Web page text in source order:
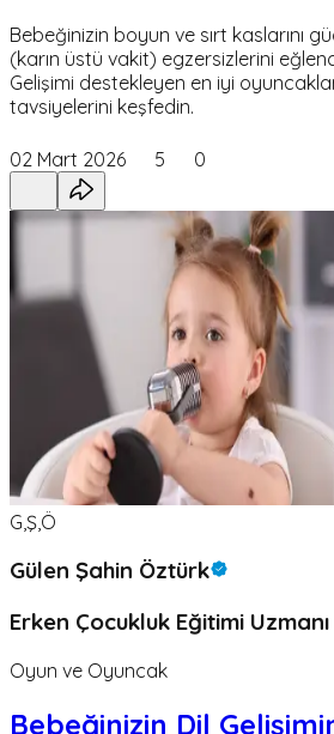
Bebeğinizin boyun ve sırt kaslarını
(karın üstü vakit) egzersizlerini
Gelişimi destekleyen en iyi
tavsiyelerini keşfedin.
02 Mart 2026 5 0
G,Ş,Ö
Gülen Şahin Öztürk
Erken Çocukluk Eğitimi Uzmanı
Oyun ve Oyuncak
Bebeğinizin Dil